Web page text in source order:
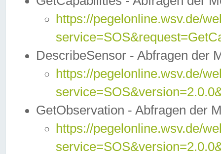
https://pegelonline.wsv.de/
DescribeSensor - Abfragen der
https://pegelonline.wsv.de/
GetObservation - Abfragen der
https://pegelonline.wsv.de/